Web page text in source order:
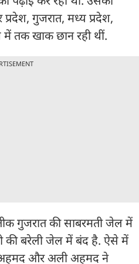
गुजरात, मध्य प्रदेश,
तक खाक छान रही थीं.
गुजरात की साबरमती जेल में
की बरेली जेल में बंद है. ऐसे में
और अली अहमद ने